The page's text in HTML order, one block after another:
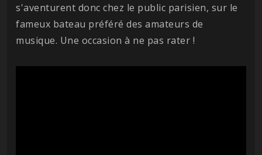
s'aventurent donc chez le public parisien, sur le
fameux bateau préféré des amateurs de
musique. Une occasion à ne pas rater !